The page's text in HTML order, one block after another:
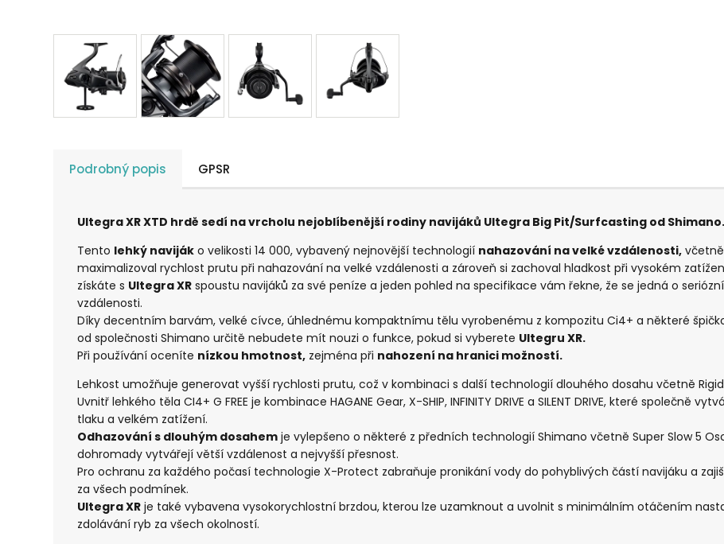
Podrobný popis GPSR
Ultegra XR XTD hrdě sedí na vrcholu nejoblíbenější rodiny navijáků Ultegra Big Pit/Surfcasting od Shimano.
Tento lehký naviják o velikosti 14 000, vybavený nejnovější technologií nahazování na velké vzdálenosti,
maximalizoval rychlost prutu při nahazování na velké vzdálenosti a zároveň si zachoval hladkost při vysokém
získáte s Ultegra XR spoustu navijáků za své peníze a jeden pohled na specifikace vám řekne, že se jedná o
vzdálenosti.
Díky decentním barvám, velké cívce, úhlednému kompaktnímu tělu vyrobenému z kompozitu Ci4+ a některé
od společnosti Shimano určitě nebudete mít nouzi o funkce, pokud si vyberete Ultegru XR.
Při používání oceníte nízkou hmotnost, zejména při nahození na hranici možností.
Lehkost umožňuje generovat vyšší rychlosti prutu, což v kombinaci s další technologií dlouhého dosahu včetně
Uvnitř lehkého těla CI4+ G FREE je kombinace HAGANE Gear, X-SHIP, INFINITY DRIVE a SILENT DRIVE, které
tlaku a velkém zatížení.
Odhazování s dlouhým dosahem je vylepšeno o některé z předních technologií Shimano včetně Super Slow 5
dohromady vytvářejí větší vzdálenost a nejvyšší přesnost.
Pro ochranu za každého počasí technologie X-Protect zabraňuje pronikání vody do pohyblivých částí navijáku a
za všech podmínek.
Ultegra XR je také vybavena vysokorychlostní brzdou, kterou lze uzamknout a uvolnit s minimálním otáčením
zdolávání ryb za všech okolností.